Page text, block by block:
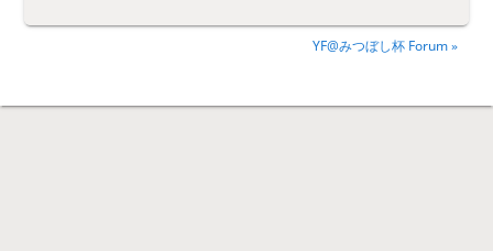
YF@みつぼし杯 Forum »